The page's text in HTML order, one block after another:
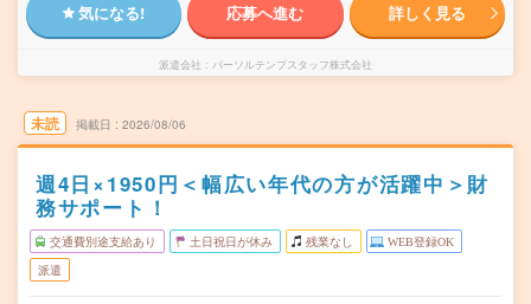
気になる! 応募へ進む 詳しく見る
派遣会社 パーソルテンプスタッフ株式会社
未読 掲載日 2026/08/06
週4日×1950円＜幅広い年代の方が活躍中＞財
務サポート！
交通費別途支給あり 土日祝日が休み 残業なし WEB登録OK
派遣